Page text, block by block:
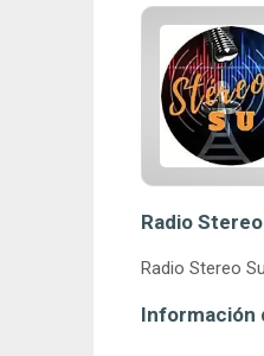
Radio
Radio Stereo
Información